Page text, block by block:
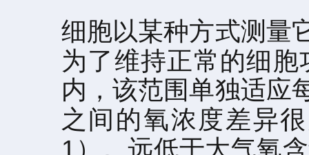
细胞以某种方式测量
为了维持正常的细
内，该范围单独适应
之间的氧浓度差异
1）。远低于大气氧